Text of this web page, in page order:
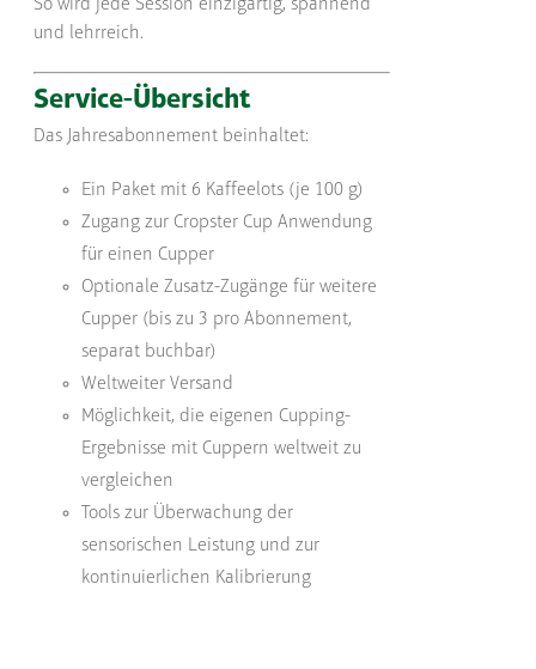
So wird jede Session einzigartig, spannend
und lehrreich.
Service-Übersicht
Das Jahresabonnement beinhaltet:
Ein Paket mit 6 Kaffeelots (je 100 g)
Zugang zur Cropster Cup Anwendung
für einen Cupper
Optionale Zusatz-Zugänge für weitere
Cupper (bis zu 3 pro Abonnement,
separat buchbar)
Weltweiter Versand
Möglichkeit, die eigenen Cupping-
Ergebnisse mit Cuppern weltweit zu
vergleichen
Tools zur Überwachung der
sensorischen Leistung und zur
kontinuierlichen Kalibrierung